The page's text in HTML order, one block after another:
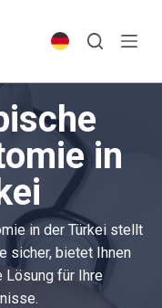
in
in der Türkei stellt
sicher, bietet Ihnen
Lösung für Ihre